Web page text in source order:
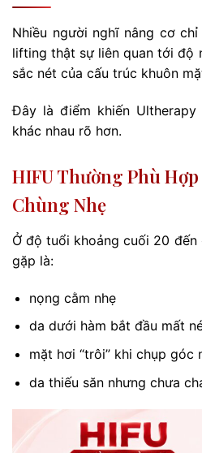
Nhiều người nghĩ nâng cơ chỉ
lifting thật sự liên quan tới độ
sắc nét của cấu trúc khuôn
Đây là điểm khiến Ultherapy
khác nhau rõ hơn.
HIFU Thường Phù
Chùng Nhẹ
Ở độ tuổi khoảng cuối 20
gặp là:
nọng cằm nhẹ
da dưới hàm bắt đầu mất
mặt hơi “trôi” khi chụp góc
da thiếu săn nhưng chưa